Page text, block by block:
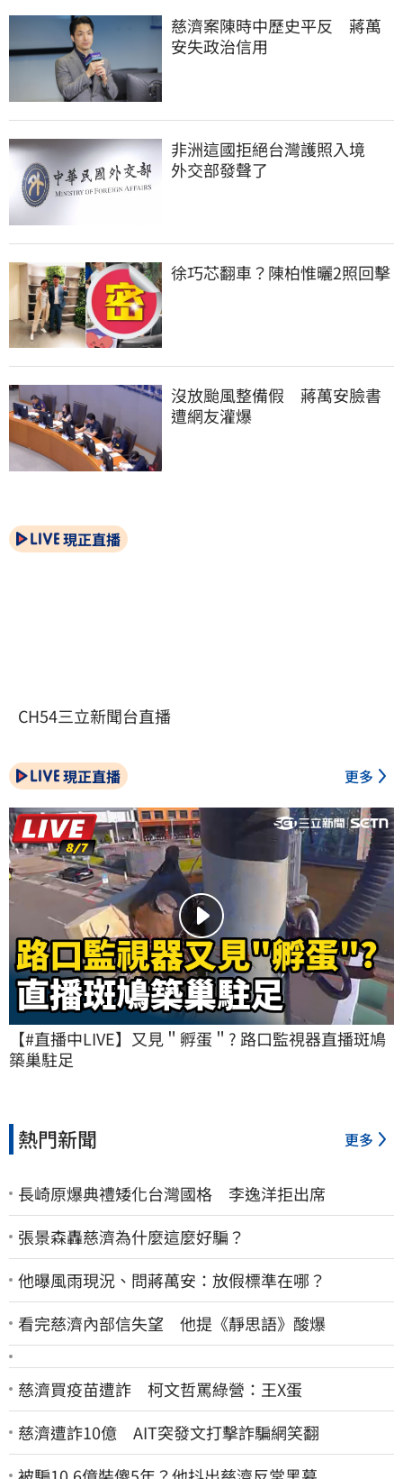
慈濟案陳時中歷史平反　蔣萬
安失政治信用
非洲這國拒絕台灣護照入境
外交部發聲了
徐巧芯翻車？陳柏惟曬2照回擊
沒放颱風整備假　蔣萬安臉書
遭網友灌爆
現正直播
CH54三立新聞台直播
現正直播 更多
【#直播中LIVE】又見＂孵蛋＂? 路口監視器直播斑鳩
築巢駐足
熱門新聞 更多
長崎原爆典禮矮化台灣國格 李逸洋拒出席
張景森轟慈濟為什麼這麼好騙？
他曝風雨現況、問蔣萬安：放假標準在哪？
看完慈濟內部信失望 他提《靜思語》酸爆
慈濟買疫苗遭詐 柯文哲罵綠營：王X蛋
慈濟遭詐10億 AIT突發文打擊詐騙網笑翻